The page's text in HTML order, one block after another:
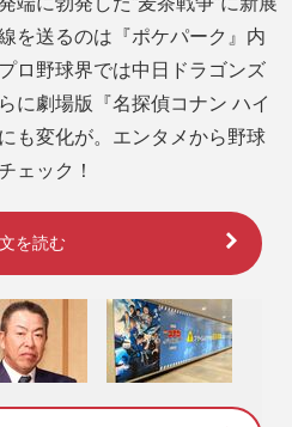
を送るのは『ポケパーク』内
ロ野球界では中日ドラゴンズ
に劇場版『名探偵コナン ハイ
も変化が。エンタメから野球
ェック！
を読む